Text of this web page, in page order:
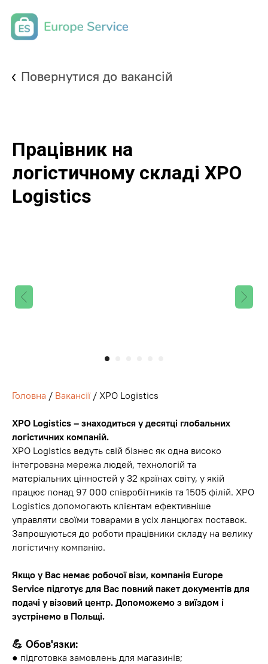
Повернутися до вакансій
Працівник на
логістичному складі XPO
Logistics
Головна / Вакансії/ XPO Logistics
XPO Logistics – знаходиться у десятці глобальних
логістичних компаній.
XPO Logistics ведуть свій бізнес як одна високо
інтегрована мережа людей, технологій та
матеріальних цінностей у 32 країнах світу, у якій
працює понад 97 000 співробітників та 1505 філій. XPO
Logistics допомогають клієнтам ефективніше
управляти своїми товарами в усіх ланцюгах поставок.
Запрошуються до роботи працівники складу на велику
логістичну компанію.
Якщо у Вас немає робочої візи, компанія Europe
Service підготує для Вас повний пакет документів для
подачі у візовий центр. Допоможемо з виїздом і
зустрінемо в Польщі.
💪 Обов'язки:
● підготовка замовлень для магазинів;